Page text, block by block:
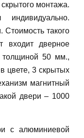
монтажа.
такого
входит дверное
50 мм.,
цвете, 3 скрытых
магнитный
двери – 1000
с алюминиевой